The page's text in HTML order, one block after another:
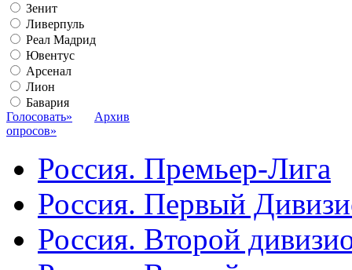
Зенит
Ливерпуль
Реал Мадрид
Ювентус
Арсенал
Лион
Бавария
Голосовать»
Архив
опросов»
Россия. Премьер-Лига
Россия. Первый
Россия. Второй